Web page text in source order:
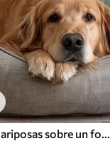
Pájaros, flores y mariposas sobre un fondo azul grisáceo